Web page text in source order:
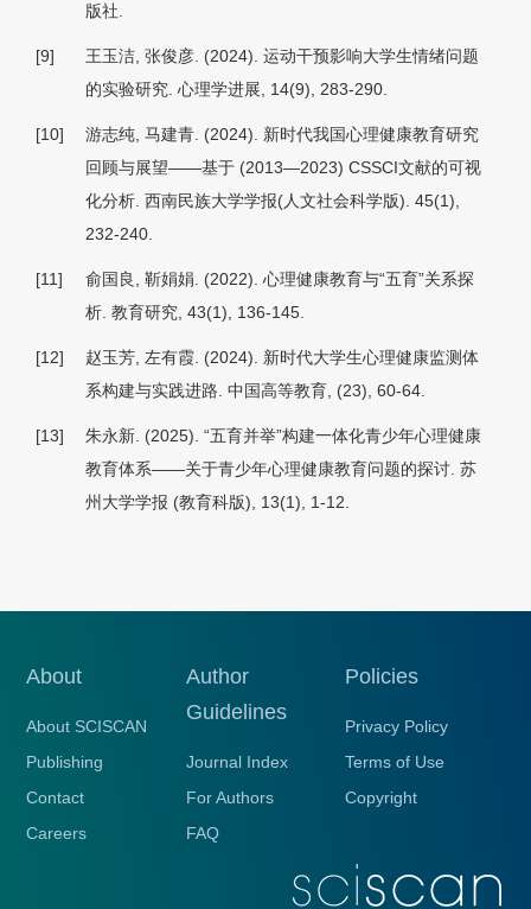
版社.
[9]
王玉洁, 张俊彦. (2024). 运动干预影响大学生情绪问题
的实验研究. 心理学进展, 14(9), 283-290.
[10]
游志纯, 马建青. (2024). 新时代我国心理健康教育研究
回顾与展望——基于 (2013—2023) CSSCI文献的可视
化分析. 西南民族大学学报(人文社会科学版). 45(1),
232-240.
[11]
俞国良, 靳娟娟. (2022). 心理健康教育与“五育”关系探
析. 教育研究, 43(1), 136-145.
[12]
赵玉芳, 左有霞. (2024). 新时代大学生心理健康监测体
系构建与实践进路. 中国高等教育, (23), 60-64.
[13]
朱永新. (2025). “五育并举”构建一体化青少年心理健康
教育体系——关于青少年心理健康教育问题的探讨. 苏
州大学学报 (教育科版), 13(1), 1-12.
About
About SCISCAN
Publishing
Contact
Careers
Author
Guidelines
Journal Index
For Authors
FAQ
Policies
Privacy Policy
Terms of Use
Copyright